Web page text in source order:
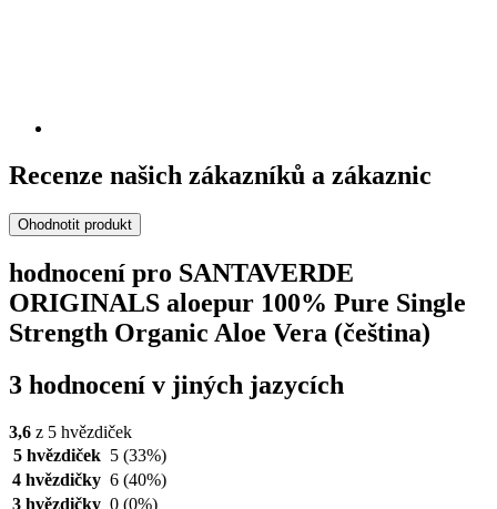
Recenze našich zákazníků a zákaznic
Ohodnotit produkt
hodnocení pro SANTAVERDE
ORIGINALS aloepur 100% Pure Single
Strength Organic Aloe Vera (čeština)
3 hodnocení v jiných jazycích
3,6 z 5 hvězdiček
5 hvězdiček 5 (33%)
4 hvězdičky 6 (40%)
3 hvězdičky 0 (0%)